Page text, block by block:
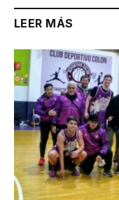
LEER MÁS